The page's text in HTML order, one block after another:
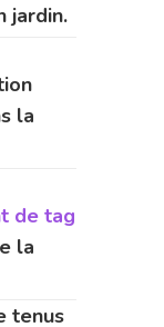
jardin.
la
de tag
la
tenus